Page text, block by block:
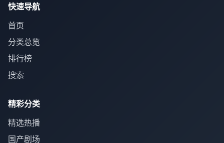
快速导航
首页
分类总览
排行榜
搜索
精彩分类
精选热播
国产剧场